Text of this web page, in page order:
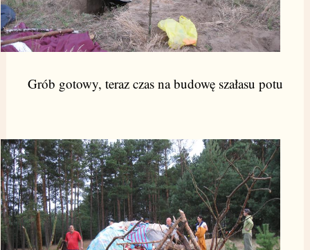
Grób gotowy, teraz czas na budowę szałasu potu